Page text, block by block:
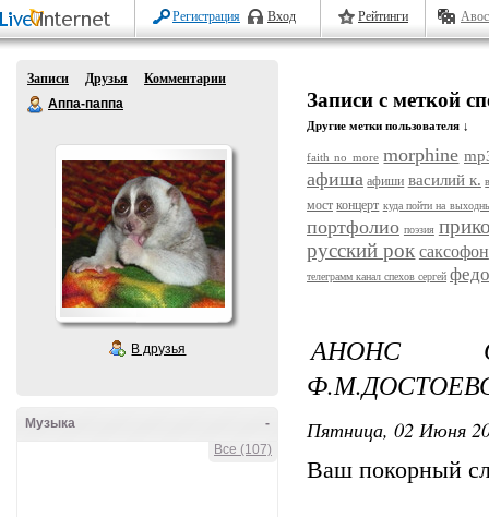
Регистрация Вход Рейтинги
Записи Друзья
Комментарии
Аппа-паппа
В друзья
-
Музыка
Все (107)
Записи с меткой
Другие метки пользователя ↓
faith no more morphine
афиша афиши василий к.
мост концерт куда пойти на
портфолио поэзия
русский рок саксофон
телеграмм канал спехов сергей
АНОНС
Пятница, 02 Июня
Ваш покорный